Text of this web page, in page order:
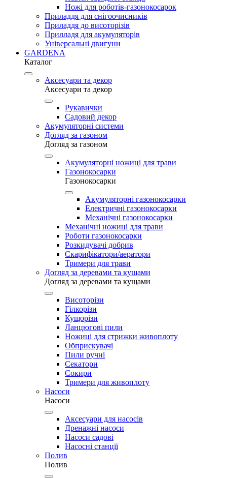
Ножі для роботів-газонокосарок
Приладдя для снігоочисників
Приладдя до висоторізів
Прилладя для акумуляторів
Універсальні двигуни
GARDENA
Каталог
Аксесуари та декор
Аксесуари та декор
Рукавички
Садовий декор
Акумуляторні системи
Догляд за газоном
Догляд за газоном
Акумуляторні ножиці для трави
Газонокосарки
Газонокосарки
Акумуляторні газонокосарки
Електричні газонокосарки
Механічні газонокосарки
Механічні ножиці для трави
Роботи газонокосарки
Розкидувачі добрив
Скарифікатори/аератори
Тримери для трави
Догляд за деревами та кущами
Догляд за деревами та кущами
Висоторізи
Гілкорізи
Кущорізи
Ланцюгові пили
Ножиці для стрижки живоплоту
Обприскувачі
Пили ручні
Секатори
Сокири
Тримери для живоплоту
Насоси
Насоси
Аксесуари для насосів
Дренажні насоси
Насоси садові
Насосні станції
Полив
Полив